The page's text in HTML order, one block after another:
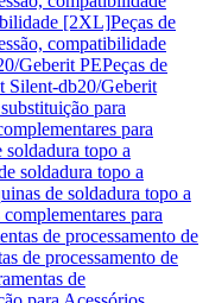
[2XL]Peças de
compatibilidade
Geberit PEPeças de
Silent-db20/Geberit
para
para
soldadura topo a
soldadura topo a
de soldadura topo a
para
de processamento de
de processamento de
de